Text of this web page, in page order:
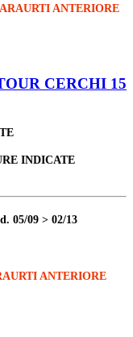
ANTERIORE
CERCHI 15
INDICATE
05/09 > 02/13
ANTERIORE